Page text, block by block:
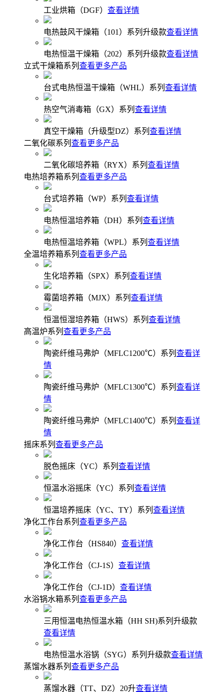
工业烘箱（DGF） 查看详情
电热鼓风干燥箱（101）系列升级款查看详情
电热恒温干燥箱（202）系列升级款查看详情
立式干燥箱系列 查看更多产品
台式电热恒温干燥箱（WHL）系列 查看详情
热空气消毒箱（GX）系列 查看详情
真空干燥箱（升级型DZ）系列 查看详情
二氧化碳系列 查看更多产品
二氧化碳培养箱（RYX）系列 查看详情
电热培养箱系列 查看更多产品
台式培养箱（WP）系列 查看详情
电热恒温培养箱（DH）系列 查看详情
电热恒温培养箱（WPL）系列 查看详情
全温培养箱系列 查看更多产品
生化培养箱（SPX）系列 查看详情
霉菌培养箱（MJX）系列 查看详情
恒温恒湿培养箱（HWS）系列 查看详情
高温炉系列 查看更多产品
陶瓷纤维马弗炉（MFLC1200℃）系列 查看详
情
陶瓷纤维马弗炉（MFLC1300℃）系列 查看详
情
陶瓷纤维马弗炉（MFLC1400℃）系列 查看详
情
摇床系列 查看更多产品
脱色摇床（YC）系列 查看详情
恒温水浴摇床（YC）系列 查看详情
恒温培养摇床（YC、TY）系列 查看详情
净化工作台系列 查看更多产品
净化工作台（HS840） 查看详情
净化工作台（CJ-1S） 查看详情
净化工作台（CJ-1D） 查看详情
水浴锅水箱系列 查看更多产品
三用恒温电热恒温水箱（HH SH)系列升级款
查看详情
电热恒温水浴锅（SYG）系列升级款查看详情
蒸馏水器系列 查看更多产品
蒸馏水器（TT、DZ）20升查看详情